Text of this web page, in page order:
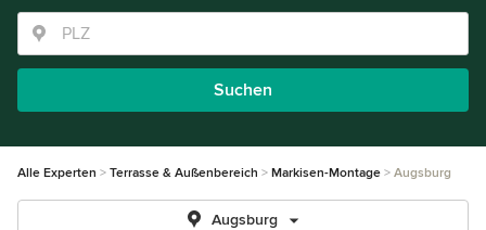
Suchen
Alle Experten Terrasse & Außenbereich Markisen-Montage Augsburg
Augsburg